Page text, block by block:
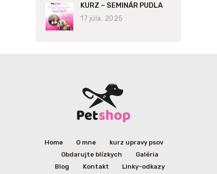
KURZ – SEMINÁR PUDLA
17 júla, 2025
Home O mne
kurz upravy psov
Obdarujte blízkych
Galéria
Blog
Kontakt Linky-odkazy